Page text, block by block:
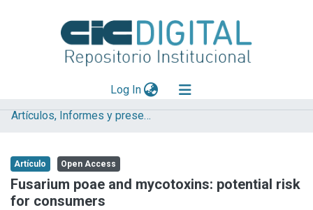
Log In(current)
Explorar
Aportar material
Statistics
Artículos, Informes y presentaciones en Congresos
Artículo Open Access
Fusarium poae and mycotoxins: potential risk
for consumers